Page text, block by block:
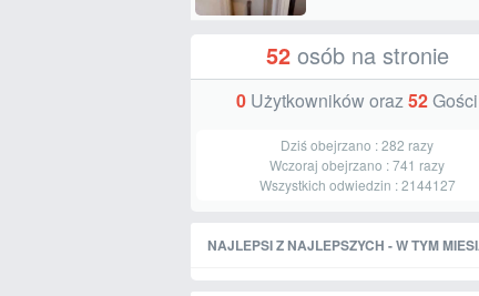
52osób na stronie
0 Użytkowników oraz52Gości
Dziś obejrzano :282 razy
Wczoraj obejrzano :741 razy
Wszystkich odwiedzin :2144127
NAJLEPSI Z NAJLEPSZYCH - W TYM